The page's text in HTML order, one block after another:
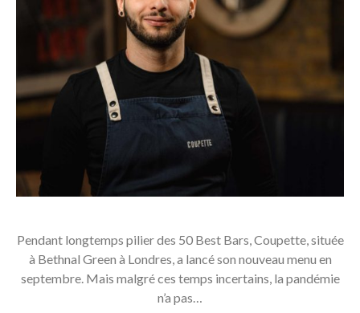
Pendant longtemps pilier des 50 Best Bars, Coupette, située
à Bethnal Green à Londres, a lancé son nouveau menu en
septembre. Mais malgré ces temps incertains, la pandémie
n’a pas…